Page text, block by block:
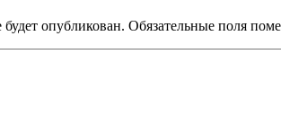
опубликован. Обязательные поля